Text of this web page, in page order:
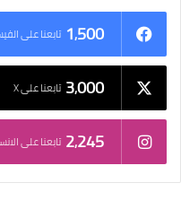
1٬500 تابعنا على
3٬000 تابعنا على X
2٬245 تابعنا على